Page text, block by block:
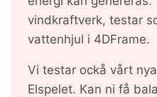
vindkraftverk, testar
vattenhjul i 4DFrame.
Vi testar ockå vårt
Elspelet. Kan ni få